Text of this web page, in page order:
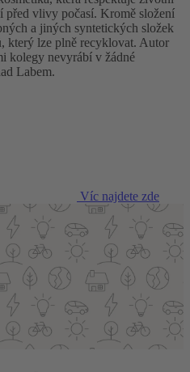
před vlivy počasí. Kromě složení
a jiných syntetických složek
který lze plně recyklovat. Autor
kolegy nevyrábí v žádné
Labem.
Víc najdete zde